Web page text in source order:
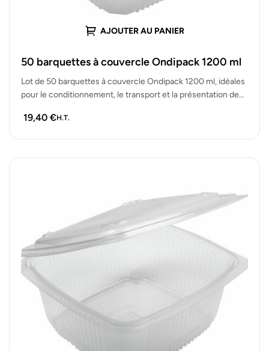
AJOUTER AU PANIER
50 barquettes à couvercle Ondipack 1200 ml
Lot de 50 barquettes à couvercle Ondipack 1200 ml, idéales
pour le conditionnement, le transport et la présentation de
19,40 €H.T.